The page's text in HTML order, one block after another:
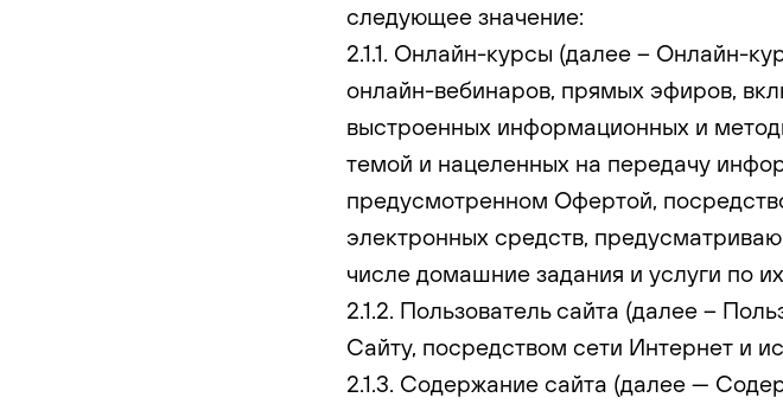
следующее значение:
2.1.1. Онлайн-курсы (далее – Онлайн-
онлайн-вебинаров, прямых эфиров,
выстроенных информационных и
темой и нацеленных на передачу
предусмотренном Офертой,
электронных средств,
числе домашние задания и услуги по
2.1.2. Пользователь сайта (далее –
Сайту, посредством сети Интернет и
2.1.3. Содержание сайта (далее —